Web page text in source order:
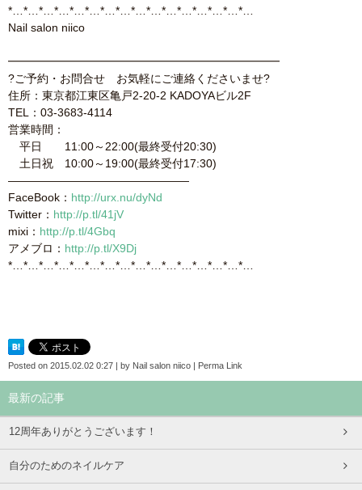
*…*…*…*…*…*…*…*…*…*…*…*…*…*…*…*…
Nail salon niico
━━━━━━━━━━━━━━━━━━━━━━━━
?ご予約・お問合せ お気軽にご連絡くださいませ?
住所：東京都江東区亀戸2-20-2 KADOYAビル2F
TEL：03-3683-4114
営業時間：
平日 11:00～22:00(最終受付20:30)
土日祝 10:00～19:00(最終受付17:30)
————————————————
FaceBook： http://urx.nu/dyNd
Twitter： http://p.tl/41jV
mixi： http://p.tl/4Gbq
アメブロ： http://p.tl/X9Dj
*…*…*…*…*…*…*…*…*…*…*…*…*…*…*…*…
Posted on 2015.02.02 0:27 | by Nail salon niico | Perma Link
最新の記事
12周年ありがとうございます！
自分のためのネイルケア